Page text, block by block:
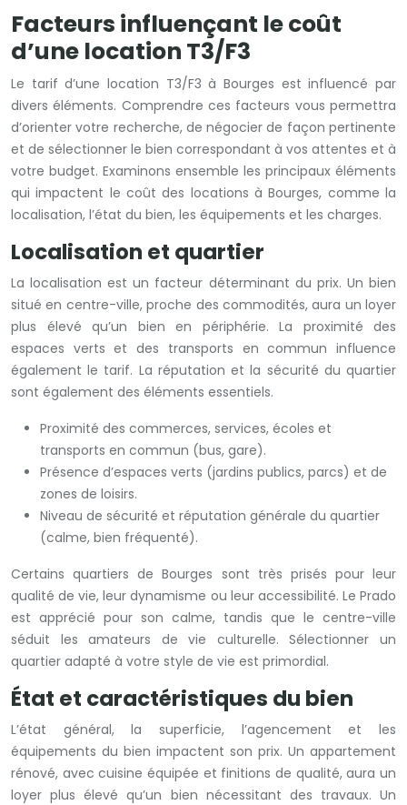
Facteurs influençant le coût
d’une location T3/F3
Le tarif d’une location T3/F3 à Bourges est influencé par
divers éléments. Comprendre ces facteurs vous permettra
d’orienter votre recherche, de négocier de façon pertinente
et de sélectionner le bien correspondant à vos attentes et à
votre budget. Examinons ensemble les principaux éléments
qui impactent le coût des locations à Bourges, comme la
localisation, l’état du bien, les équipements et les charges.
Localisation et quartier
La localisation est un facteur déterminant du prix. Un bien
situé en centre-ville, proche des commodités, aura un loyer
plus élevé qu’un bien en périphérie. La proximité des
espaces verts et des transports en commun influence
également le tarif. La réputation et la sécurité du quartier
sont également des éléments essentiels.
Proximité des commerces, services, écoles et
transports en commun (bus, gare).
Présence d’espaces verts (jardins publics, parcs) et de
zones de loisirs.
Niveau de sécurité et réputation générale du quartier
(calme, bien fréquenté).
Certains quartiers de Bourges sont très prisés pour leur
qualité de vie, leur dynamisme ou leur accessibilité. Le Prado
est apprécié pour son calme, tandis que le centre-ville
séduit les amateurs de vie culturelle. Sélectionner un
quartier adapté à votre style de vie est primordial.
État et caractéristiques du bien
L’état général, la superficie, l’agencement et les
équipements du bien impactent son prix. Un appartement
rénové, avec cuisine équipée et finitions de qualité, aura un
loyer plus élevé qu’un bien nécessitant des travaux. Un